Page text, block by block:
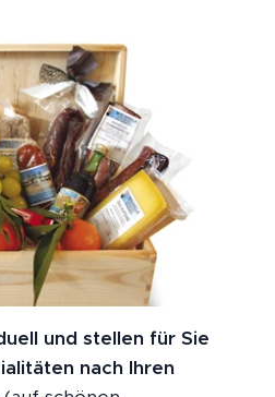
und stellen für Sie
nach Ihren